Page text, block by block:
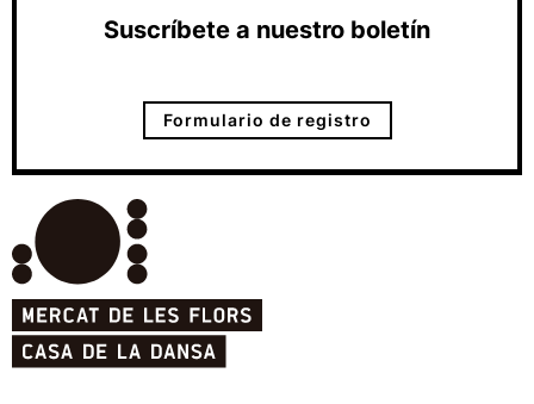
Suscríbete a nuestro boletín
Formulario de registro